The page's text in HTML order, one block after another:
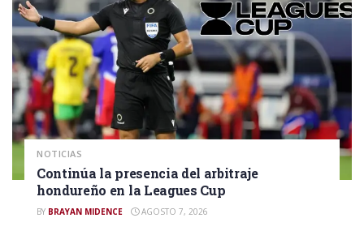
NOTICIAS
Continúa la presencia del arbitraje
hondureño en la Leagues Cup
BY BRAYAN MIDENCE AGOSTO 7, 2026